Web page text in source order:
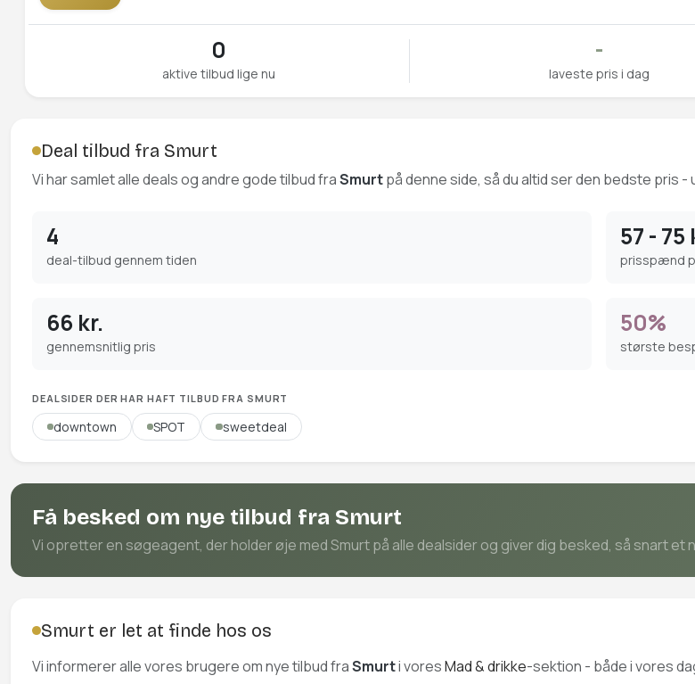
0
aktive tilbud lige nu
-
laveste pris i dag
Deal tilbud fra Smurt
Vi har samlet alle deals og andre gode tilbud fraSmurtpå denne side, så du altid ser den bedste pris -
4
deal-tilbud gennem tiden
57 - 75
prisspænd
66 kr.
gennemsnitlig pris
50%
største
DEALSIDER DER HAR HAFT TILBUD FRA SMURT
downtown SPOT sweetdeal
Få besked om nye tilbud fra Smurt
Vi opretter en søgeagent, der holder øje med Smurt på alle dealsider og giver dig besked, så snart et
Smurt er let at finde hos os
Vi informerer alle vores brugere om nye tilbud fraSmurti voresMad & drikke-sektion - både i vores